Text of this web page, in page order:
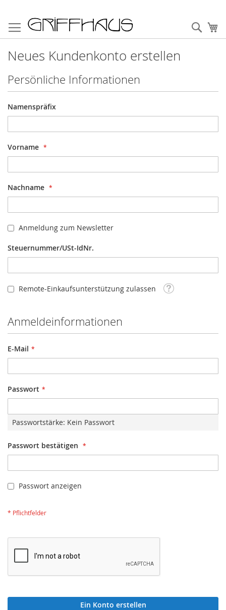
zum
Inhalt
Neues Kundenkonto erstellen
Persönliche Informationen
Name
Namenspräfix
Vorname
Nachname
Anmeldung zum Newsletter
Steuernummer/USt-IdNr.
Remote-Einkaufsunterstützung zulassen Tooltip
Anmeldeinformationen
E-Mail
Passwort
Passwortstärke: Kein Passwort
Passwort bestätigen
Passwort anzeigen
Ein Konto erstellen